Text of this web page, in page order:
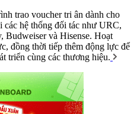
trao voucher tri ân dành cho
các hệ thống đối tác như URC,
Budweiser và Hisense. Hoạt
đồng thời tiếp thêm động lực để
triển cùng các thương hiệu.